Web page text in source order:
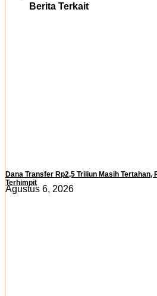
Berita Terkait
Dana Transfer Rp2,5 Triliun Masih Tertahan,
Terhimpit
Agustus 6, 2026